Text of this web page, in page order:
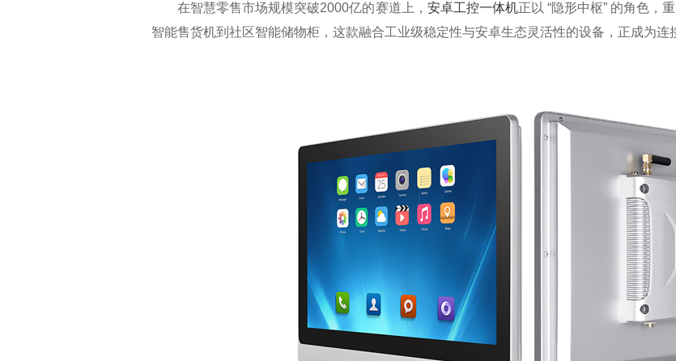
在智慧零售市场规模突破2000亿的赛道上， 安卓工控一体机正以 “隐形中枢” 的角色，
智能售货机到社区智能储物柜，这款融合工业级稳定性与安卓生态灵活性的设备，正成为连